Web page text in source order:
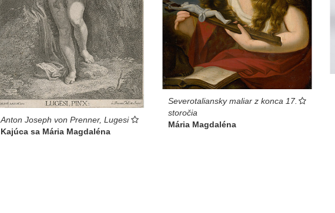
Anton Joseph von Prenner, Lugesi
Kajúca sa Mária Magdaléna
Severotaliansky maliar z konca 17.
storočia
Mária Magdaléna